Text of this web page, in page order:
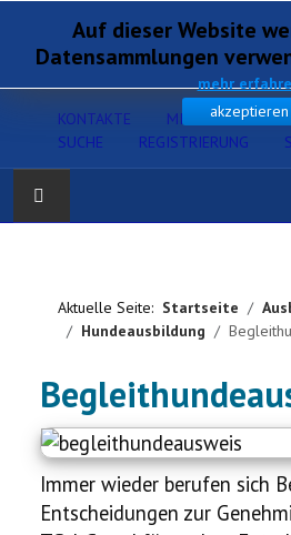
KONTAKTE
SUCHE
REGISTRIERUNG
Verband
Zucht
Ausbildung
Ausstellung
Aktuelle Seite: Startseite
Hundeausbildung
Auf dieser Website
Datensammlungen
mehr
akzeptieren
Immer wieder berufen sich
Entscheidungen zur